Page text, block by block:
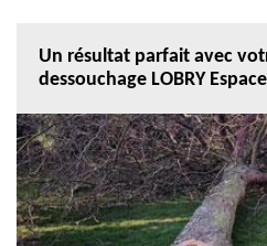
Un résultat parfait avec
dessouchage LOBRY